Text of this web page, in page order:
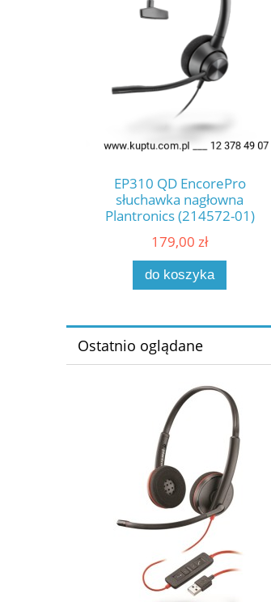
EP310 QD EncorePro
słuchawka nagłowna
Plantronics (214572-01)
179,00 zł
do koszyka
Ostatnio oglądane